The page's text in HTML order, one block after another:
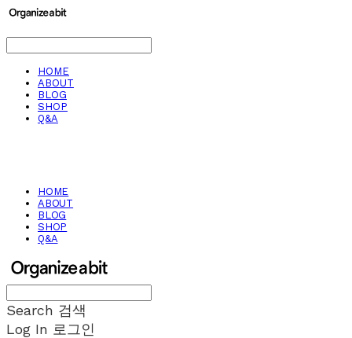
HOME
ABOUT
BLOG
SHOP
Q&A
HOME
ABOUT
BLOG
SHOP
Q&A
Search 검색
Log In 로그인